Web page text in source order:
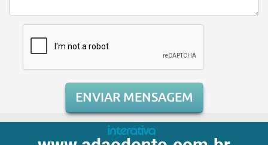
ENVIAR MENSAGEM